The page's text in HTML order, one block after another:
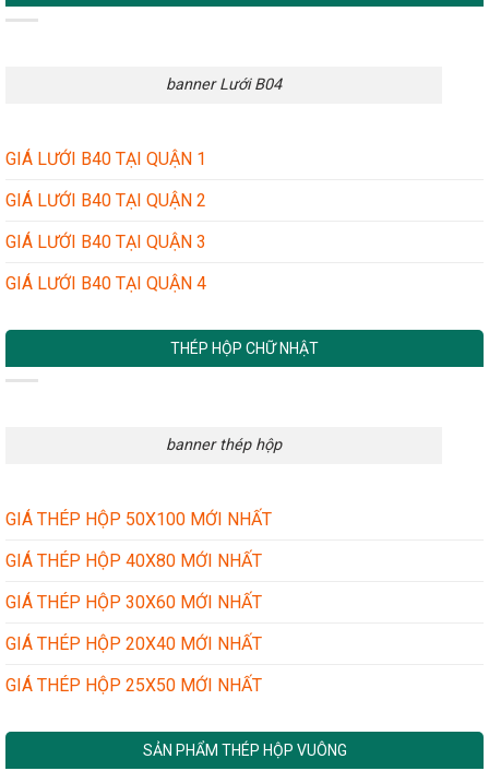
banner Lưới B04
GIÁ LƯỚI B40 TẠI QUẬN 1
GIÁ LƯỚI B40 TẠI QUẬN 2
GIÁ LƯỚI B40 TẠI QUẬN 3
GIÁ LƯỚI B40 TẠI QUẬN 4
THÉP HỘP CHỮ NHẬT
banner thép hộp
GIÁ THÉP HỘP 50X100 MỚI NHẤT
GIÁ THÉP HỘP 40X80 MỚI NHẤT
GIÁ THÉP HỘP 30X60 MỚI NHẤT
GIÁ THÉP HỘP 20X40 MỚI NHẤT
GIÁ THÉP HỘP 25X50 MỚI NHẤT
SẢN PHẨM THÉP HỘP VUÔNG